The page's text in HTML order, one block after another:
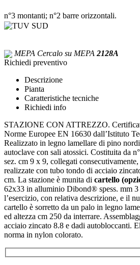
n°3 montanti; n°2 barre orizzontali.
MEPA Cercalo su MEPA 2128A
Richiedi preventivo
Descrizione
Pianta
Caratteristiche tecniche
Richiedi info
STAZIONE CON ATTREZZO.
Norme Europee EN 16630 dall’Istituto
Realizzato in legno lamellare di pino
autoclave con sali atossici. Costituita da
sez. cm 9 x 9, collegati
realizzate con tubo tondo di acciaio
cm. La stazione è munita di cartello
62x33 in alluminio Dibond® spess. mm 3
l’esercizio, con relativa descrizione, e il
cartello è sorretto da un palo in legno
ed altezza cm 250 da interrare.
acciaio zincato 8.8 e dadi autobloccanti.
norma in nylon colorato.